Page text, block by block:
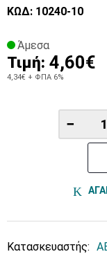
ΚΩΔ: 10240-10
Άμεσα
Τιμή: 4,60€
4,34€ + ΦΠΑ 6%
−
Κατασκευαστής: